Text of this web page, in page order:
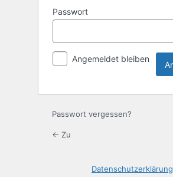
Passwort
Angemeldet bleiben
Passwort vergessen?
← Zu
Datenschutzerklärung